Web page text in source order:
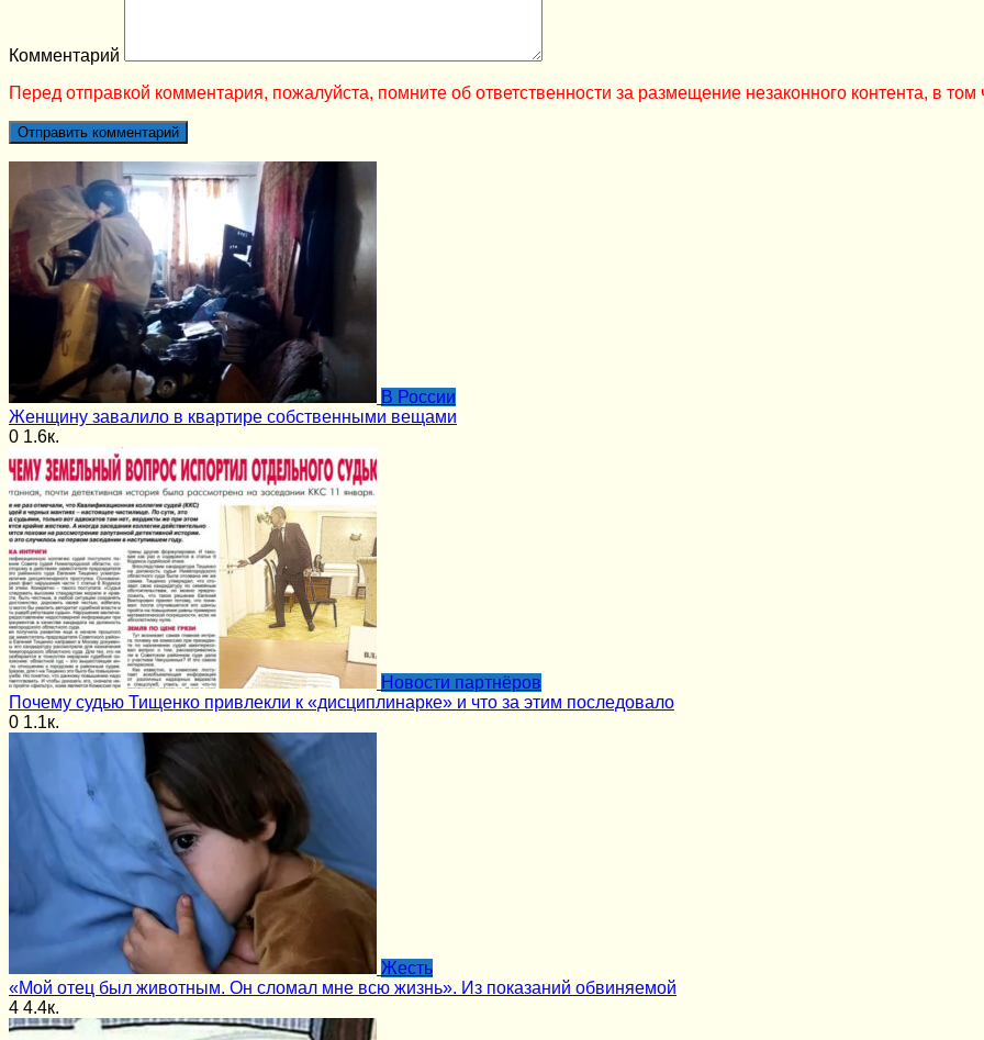
Комментарий
Перед отправкой комментария, пожалуйста, помните об ответственности за размещение незаконного контента, в том
В России
Женщину завалило в квартире собственными вещами
0 1.6к.
Новости партнёров
Почему судью Тищенко привлекли к «дисциплинарке» и что за этим последовало
0 1.1к.
Жесть
«Мой отец был животным. Он сломал мне всю жизнь». Из показаний обвиняемой
4 4.4к.